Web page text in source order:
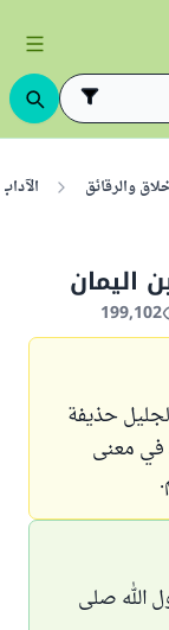
والرقائق الآداب
اليمان
199,102
حذيفة
في معنى
الله صلى